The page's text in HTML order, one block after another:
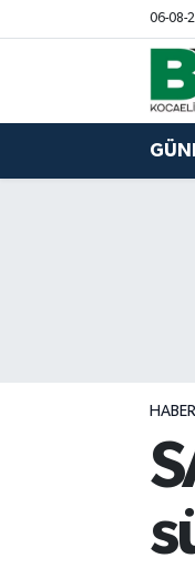
06-08-
Kocaeli
Kocaeli Hava